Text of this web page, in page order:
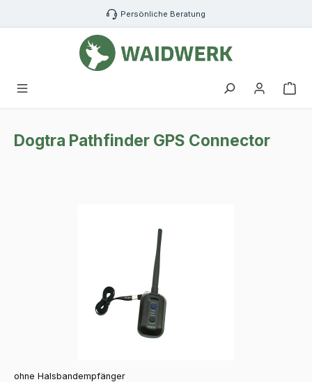
Zum Hauptinhalt springen Persönliche Beratung
Dogtra Pathfinder GPS Connector
ohne Halsbandempfänger